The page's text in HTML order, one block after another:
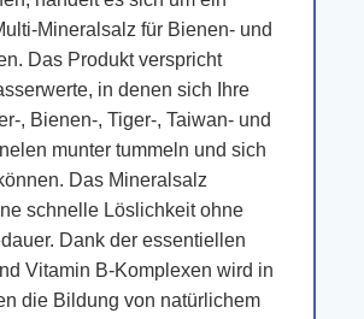
Mineralsalz für Bienen- und
Das Produkt verspricht
in denen sich Ihre
, Bienen-, Tiger-, Taiwan- und
munter tummeln und sich
Das Mineralsalz
schnelle Löslichkeit ohne
Dank der essentiellen
Vitamin B-Komplexen wird in
die Bildung von natürlichem